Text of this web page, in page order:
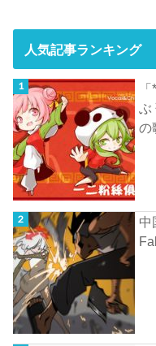
人気記事ランキング
ぶ
の
中